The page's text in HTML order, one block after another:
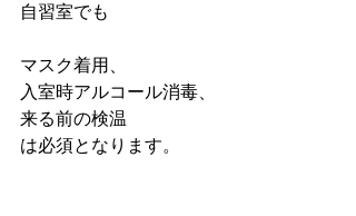
自習室でも
マスク着用、
入室時アルコール消毒、
来る前の検温
は必須となります。